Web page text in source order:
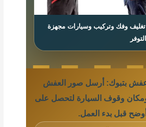
وفك وتركيب وسيارات مجهزة
بتبوك: أرسل صور العفش
ومكان وقوف السيارة لتحصل على
قبل بدء العمل.